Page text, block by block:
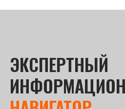
ЭКСПЕРТНЫЙ